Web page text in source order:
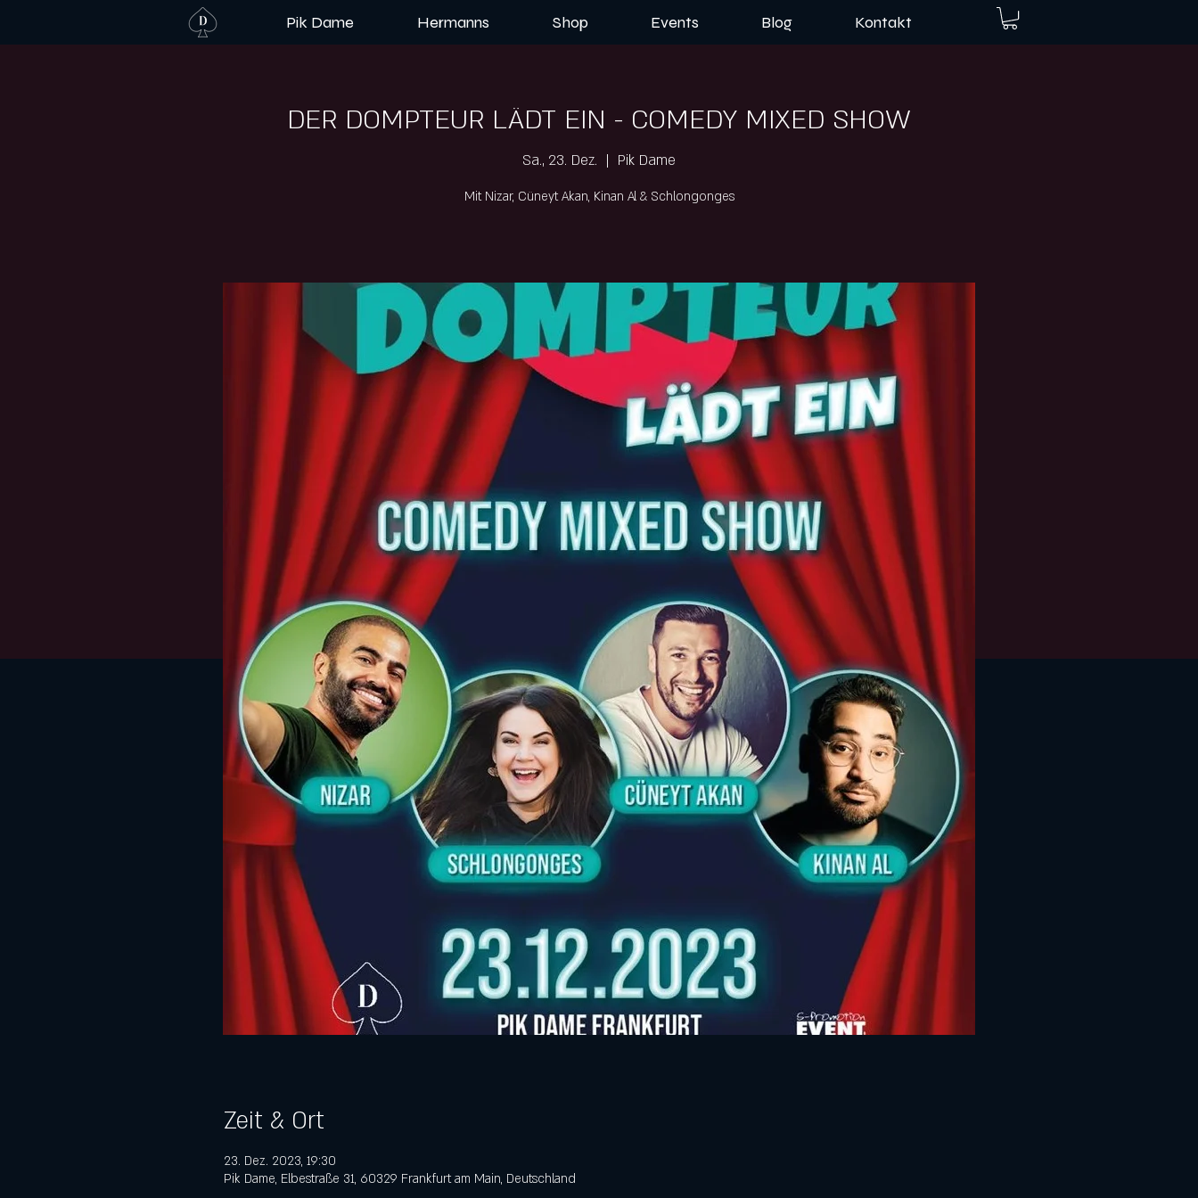
Pik Dame Hermanns Shop Events Blog Kontakt
DER DOMPTEUR LÄDT EIN - COMEDY MIXED SHOW
Sa., 23. Dez.
  |
Pik Dame
Mit Nizar, Cüneyt Akan, Kinan Al & Schlongonges
Zeit & Ort
23. Dez. 2023, 19:30
Pik Dame, Elbestraße 31, 60329 Frankfurt am Main, Deutschland